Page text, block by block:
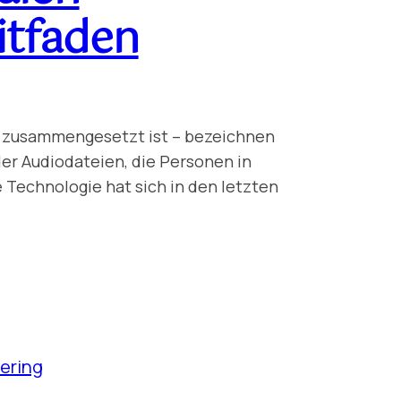
zusammengesetzt ist – bezeichnen
Audiodateien, die Personen in
Technologie hat sich in den letzten